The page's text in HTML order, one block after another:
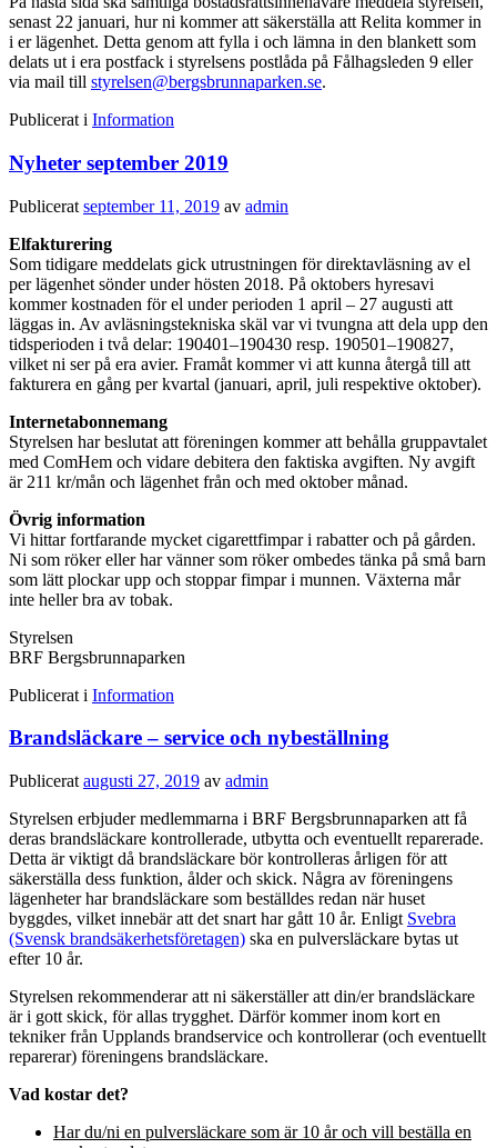
senast 22 januari, hur ni kommer att säkerställa att Relita kommer in
i er lägenhet. Detta genom att fylla i och lämna in den blankett som
delats ut i era postfack i styrelsens postlåda på Fålhagsleden 9 eller
via mail till styrelsen@bergsbrunnaparken.se.
Publicerat i Information
Nyheter september 2019
Publicerat september 11, 2019 av admin
Elfakturering
Som tidigare meddelats gick utrustningen för direktavläsning av el
per lägenhet sönder under hösten 2018. På oktobers hyresavi
kommer kostnaden för el under perioden 1 april – 27 augusti att
läggas in. Av avläsningstekniska skäl var vi tvungna att dela upp den
tidsperioden i två delar: 190401–190430 resp. 190501–190827,
vilket ni ser på era avier. Framåt kommer vi att kunna återgå till att
fakturera en gång per kvartal (januari, april, juli respektive oktober).
Internetabonnemang
Styrelsen har beslutat att föreningen kommer att behålla gruppavtalet
med ComHem och vidare debitera den faktiska avgiften. Ny avgift
är 211 kr/mån och lägenhet från och med oktober månad.
Övrig information
Vi hittar fortfarande mycket cigarettfimpar i rabatter och på gården.
Ni som röker eller har vänner som röker ombedes tänka på små barn
som lätt plockar upp och stoppar fimpar i munnen. Växterna mår
inte heller bra av tobak.
Styrelsen
BRF Bergsbrunnaparken
Publicerat i Information
Brandsläckare – service och nybeställning
Publicerat augusti 27, 2019 av admin
Styrelsen erbjuder medlemmarna i BRF Bergsbrunnaparken att få
deras brandsläckare kontrollerade, utbytta och eventuellt reparerade.
Detta är viktigt då brandsläckare bör kontrolleras årligen för att
säkerställa dess funktion, ålder och skick. Några av föreningens
lägenheter har brandsläckare som beställdes redan när huset
byggdes, vilket innebär att det snart har gått 10 år. Enligt Svebra
(Svensk brandsäkerhetsföretagen) ska en pulversläckare bytas ut
efter 10 år.
Styrelsen rekommenderar att ni säkerställer att din/er brandsläckare
är i gott skick, för allas trygghet. Därför kommer inom kort en
tekniker från Upplands brandservice och kontrollerar (och eventuellt
reparerar) föreningens brandsläckare.
Vad kostar det?
Har du/ni en pulversläckare som är 10 år och vill beställa en